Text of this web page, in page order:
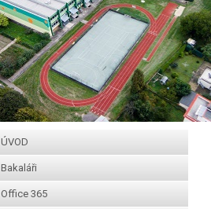
ÚVOD
Bakaláři
Office 365